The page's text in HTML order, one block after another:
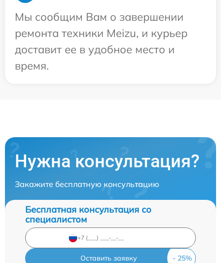
Мы сообщим Вам о завершении
ремонта техники Meizu, и курьер
доставит ее в удобное место и
время.
Нужна консультация?
Закажите бесплатную консультацию
Бесплатная консультация со
специалистом
Оставить заявку